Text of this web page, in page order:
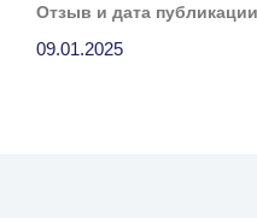
Отзыв и дата
09.01.2025